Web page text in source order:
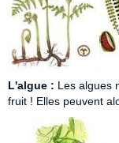
L'algue : Les algues
fruit ! Elles peuvent